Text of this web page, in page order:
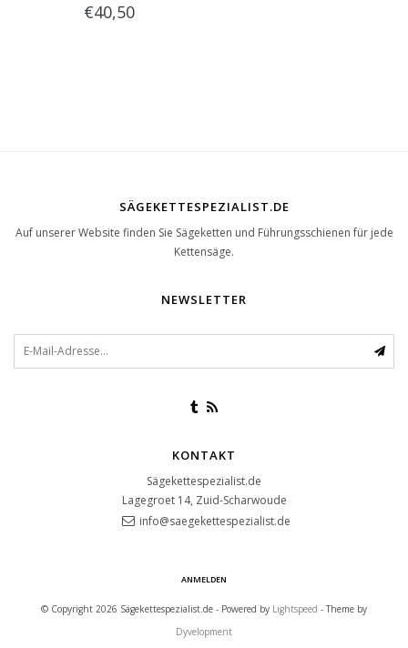
1.5mm | 65 Treibglieder | .325 |
€40,50
SÄGEKETTESPEZIALIST.DE
Auf unserer Website finden Sie Sägeketten und Führungsschienen für jede
Kettensäge.
NEWSLETTER
KONTAKT
Sägekettespezialist.de
Lagegroet 14, Zuid-Scharwoude
info@saegekettespezialist.de
ANMELDEN
© Copyright 2026 Sägekettespezialist.de - Powered by Lightspeed - Theme by
Dyvelopment